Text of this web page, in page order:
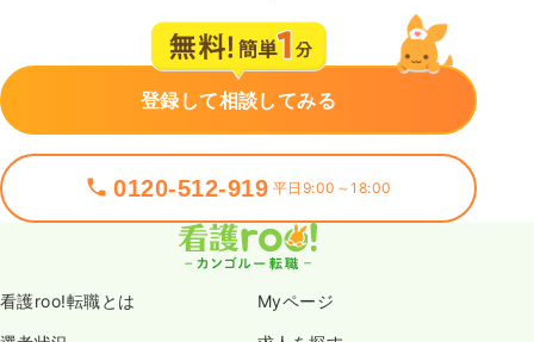
登録して相談してみる
0120-512-919 平日9:00～18:00
看護roo!転職とは Myページ